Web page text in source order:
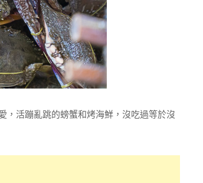
，活蹦亂跳的螃蟹和烤海鮮，沒吃過等於沒